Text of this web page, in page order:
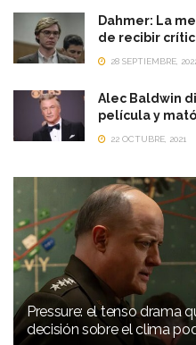
Dahmer: La
de recibir
28 SEPTIEMBRE,
Alec Baldwin
película y
22 OCTUBRE, 2021
Pressure: el tenso drama
decisión sobre el clima